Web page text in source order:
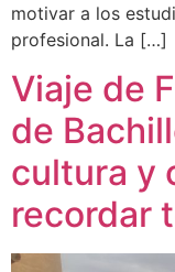
motivar a los
profesional. La […]
Viaje de
de
cultura y
recordar